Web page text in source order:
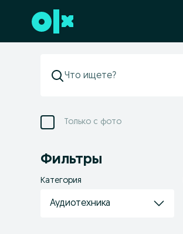
Перейти к нижнему колонтитулу
Только с фото
Фильтры
Категория
Аудиотехника